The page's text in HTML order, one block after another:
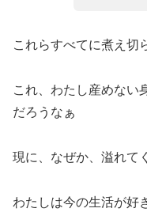
これらすべてに煮え切
これ、わたし産めない
だろうなぁ
現に、なぜか、溢れて
わたしは今の生活が好